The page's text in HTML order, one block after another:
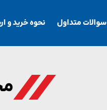
سوالات متداول نحوه خرید و